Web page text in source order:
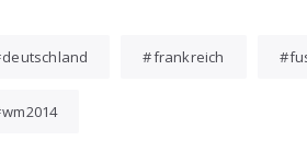
deutschland frankreich
wm2014